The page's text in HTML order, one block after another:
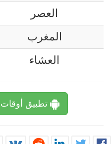
العصر
المغرب
العشاء
تطبيق